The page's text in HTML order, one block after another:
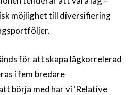
möjlighet till diversifiering
för att skapa lågkorrelerad
i fem bredare
börja med har vi ‘Relative